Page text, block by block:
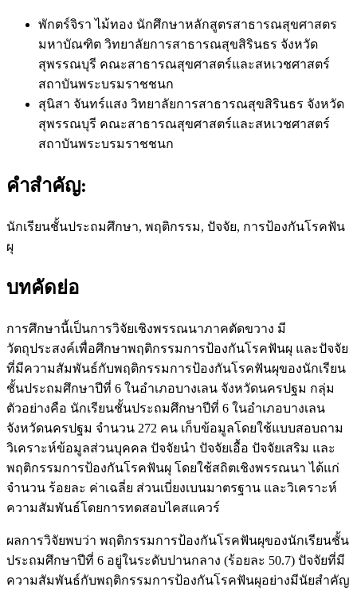
พักตร์จิรา ไม้ทอง นักศึกษาหลักสูตรสาธารณสุขศาสตร
มหาบัณฑิต วิทยาลัยการสาธารณสุขสิรินธร จังหวัด
สุพรรณบุรี คณะสาธารณสุขศาสตร์และสหเวชศาสตร์
สถาบันพระบรมราชชนก
สุนิสา จันทร์แสง วิทยาลัยการสาธารณสุขสิรินธร จังหวัด
สุพรรณบุรี คณะสาธารณสุขศาสตร์และสหเวชศาสตร์
สถาบันพระบรมราชชนก
คำสำคัญ:
นักเรียนชั้นประถมศึกษา, พฤติกรรม, ปัจจัย, การป้องกันโรคฟัน
ผุ
บทคัดย่อ
การศึกษานี้เป็นการวิจัยเชิงพรรณนาภาคตัดขวาง มี
วัตถุประสงค์เพื่อศึกษาพฤติกรรมการป้องกันโรคฟันผุ และปัจจัย
ที่มีความสัมพันธ์กับพฤติกรรมการป้องกันโรคฟันผุของนักเรียน
ชั้นประถมศึกษาปีที่ 6 ในอำเภอบางเลน จังหวัดนครปฐม กลุ่ม
ตัวอย่างคือ นักเรียนชั้นประถมศึกษาปีที่ 6 ในอำเภอบางเลน
จังหวัดนครปฐม จำนวน 272 คน เก็บข้อมูลโดยใช้แบบสอบถาม
วิเคราะห์ข้อมูลส่วนบุคคล ปัจจัยนำ ปัจจัยเอื้อ ปัจจัยเสริม และ
พฤติกรรมการป้องกันโรคฟันผุ โดยใช้สถิตเชิงพรรณนา ได้แก่
จำนวน ร้อยละ ค่าเฉลี่ย ส่วนเบี่ยงเบนมาตรฐาน และวิเคราะห์
ความสัมพันธ์โดยการทดสอบไคสแควร์
ผลการวิจัยพบว่า พฤติกรรมการป้องกันโรคฟันผุของนักเรียนชั้น
ประถมศึกษาปีที่ 6 อยู่ในระดับปานกลาง (ร้อยละ 50.7) ปัจจัยที่มี
ความสัมพันธ์กับพฤติกรรมการป้องกันโรคฟันผุอย่างมีนัยสำคัญ